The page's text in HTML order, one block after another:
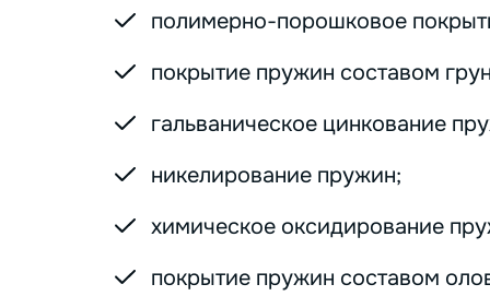
полимерно-порошковое
покрытие пружин составом
гальваническое цинкование
никелирование пружин;
химическое оксидирование
покрытие пружин составом